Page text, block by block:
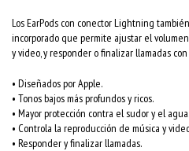
Los EarPods con conector Lightning
incorporado que permite ajustar el
y video, y responder o finalizar llamadas
• Diseñados por Apple.
• Tonos bajos más profundos y ricos.
• Mayor protección contra el sudor y el agua.
• Controla la reproducción de música y
• Responder y finalizar llamadas.